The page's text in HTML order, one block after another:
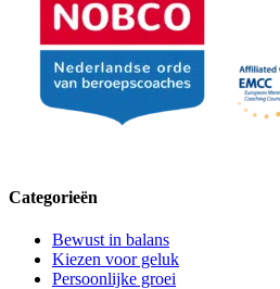
Categorieën
Bewust in balans
Kiezen voor geluk
Persoonlijke groei